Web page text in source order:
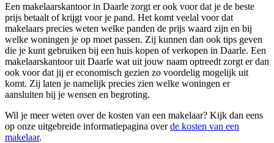
Een makelaarskantoor in Daarle zorgt er ook voor dat je de beste
prijs betaalt of krijgt voor je pand. Het komt veelal voor dat
makelaars precies weten welke panden de prijs waard zijn en bij
welke woningen je op moet passen. Zij kunnen dan ook tips geven
die je kunt gebruiken bij een huis kopen of verkopen in Daarle. Een
makelaarskantoor uit Daarle wat uit jouw naam optreedt zorgt er dan
ook voor dat jij er economisch gezien zo voordelig mogelijk uit
komt. Zij laten je namelijk precies zien welke woningen er
aansluiten bij je wensen en begroting.
Wil je meer weten over de kosten van een makelaar? Kijk dan eens
op onze uitgebreide informatiepagina overde kosten van een
makelaar.